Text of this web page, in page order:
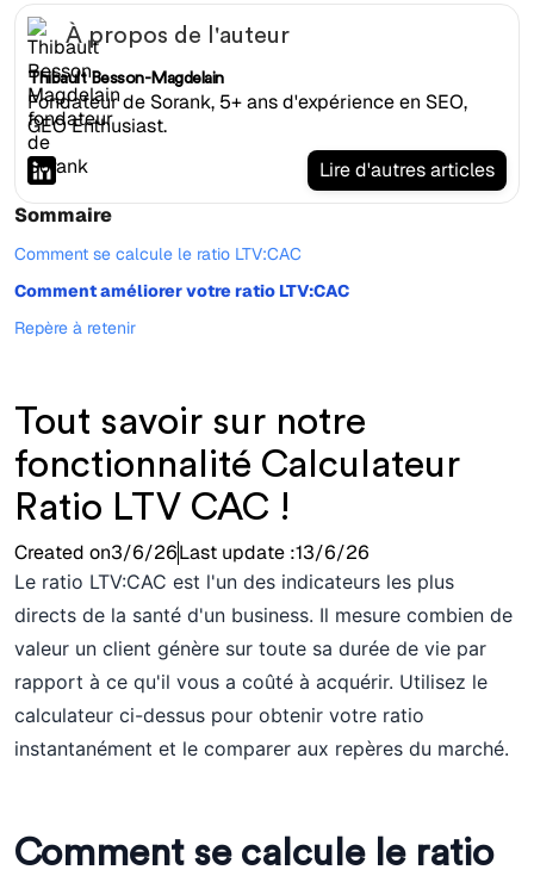
À propos de l'auteur
Thibault Besson-Magdelain
Fondateur de Sorank, 5+ ans d'expérience en SEO,
GEO Enthusiast.
Lire d'autres articles
Sommaire
Comment se calcule le ratio LTV:CAC
Comment améliorer votre ratio LTV:CAC
Repère à retenir
Tout savoir sur notre
fonctionnalité Calculateur
Ratio LTV CAC !
Created on3/6/26Last update :13/6/26
Le ratio LTV:CAC est l'un des indicateurs les plus
directs de la santé d'un business. Il mesure combien de
valeur un client génère sur toute sa durée de vie par
rapport à ce qu'il vous a coûté à acquérir. Utilisez le
calculateur ci-dessus pour obtenir votre ratio
instantanément et le comparer aux repères du marché.
Comment se calcule le ratio